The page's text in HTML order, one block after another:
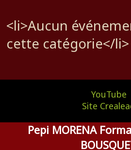
<li>Aucun
cette catégorie</li>
YouTube
Site
Pepi MORENA